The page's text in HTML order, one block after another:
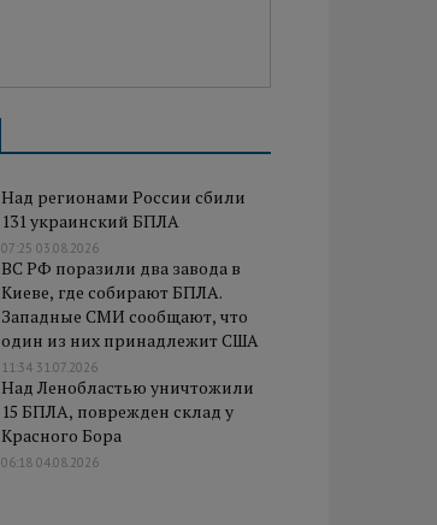
Над регионами России сбили
131 украинский БПЛА
07:25 03.08.2026
ВС РФ поразили два завода в
Киеве, где собирают БПЛА.
Западные СМИ сообщают, что
один из них принадлежит США
11:34 31.07.2026
Над Ленобластью уничтожили
15 БПЛА, поврежден склад у
Красного Бора
06:18 04.08.2026